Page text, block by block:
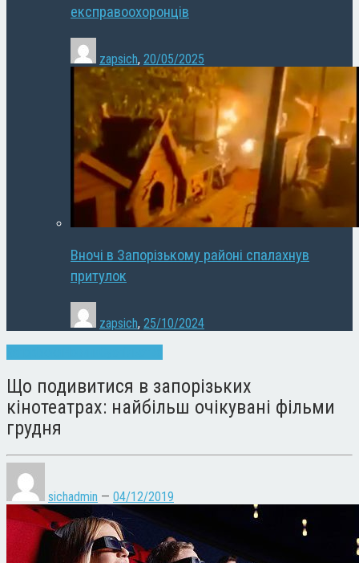
експравоохоронців
zapsich, 20/05/2025
Вночі в Запорізькому районі спалахнув
притулок
zapsich, 25/10/2024
Що подивитися в запорізьких
кінотеатрах: найбільш очікувані фільми
грудня
sichadmin — 04/12/2019